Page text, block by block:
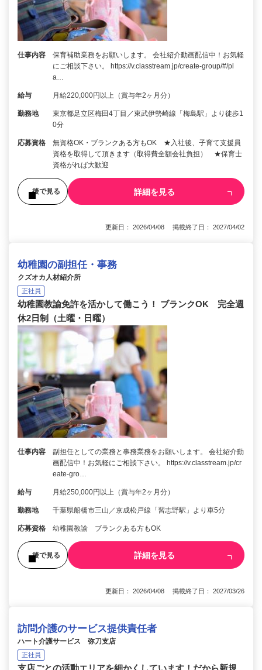
仕事内容
保育補助業務をお願いします。 会社紹介動画配信中！お気軽
にご相談下さい。 https://v.classtream.jp/create-group/#/pl
a…
給与 月給220,000円以上（賞与年2ヶ月分）
勤務地
東京都足立区梅田4丁目／東武伊勢崎線「梅島駅」より徒歩1
0分
応募資格
無資格OK・ブランクある方もOK ★入社後、子育て支援員
資格を取得して頂きます（取得費全額会社負担） ★保育士
資格がれば大歓迎
後で見る 詳細を見る
更新日： 2026/04/08 掲載終了日： 2027/04/02
幼稚園の副担任・事務
クズオカ人材紹介所
正社員
幼稚園教諭免許を活かして働こう！ ブランクOK 完全週
休2日制（土曜・日曜）
仕事内容
副担任としての業務と事務業務をお願いします。 会社紹介動
画配信中！お気軽にご相談下さい。 https://v.classtream.jp/cr
eate-gro…
給与 月給250,000円以上（賞与年2ヶ月分）
勤務地 千葉県船橋市三山／京成松戸線「習志野駅」より車5分
応募資格 幼稚園教諭 ブランクある方もOK
後で見る 詳細を見る
更新日： 2026/04/08 掲載終了日： 2027/03/26
訪問介護のサービス提供責任者
ハート介護サービス 弥刀支店
正社員
支店ごとの活動エリアを細かくしています！だから新規